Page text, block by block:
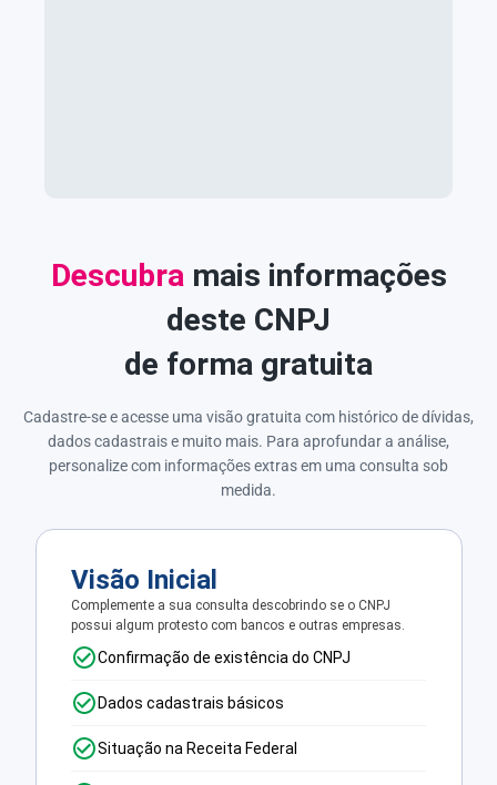
Descubra mais informações
deste CNPJ
de forma gratuita
Cadastre-se e acesse uma visão gratuita com histórico de dívidas,
dados cadastrais e muito mais. Para aprofundar a análise,
personalize com informações extras em uma consulta sob
medida.
Visão Inicial
Complemente a sua consulta descobrindo se o CNPJ
possui algum protesto com bancos e outras empresas.
Confirmação de existência do CNPJ
Dados cadastrais básicos
Situação na Receita Federal